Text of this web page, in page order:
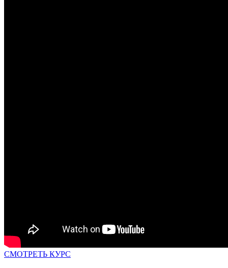
СМОТРЕТЬ КУРС